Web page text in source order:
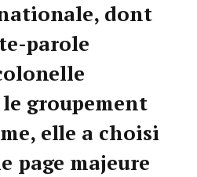
dont
parole
groupement
elle a choisi
page majeure